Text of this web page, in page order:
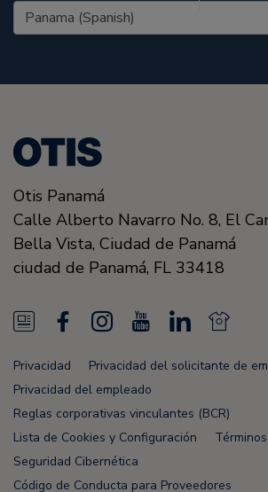
United States (EN)
Otis Panamá
Calle Alberto Navarro No. 8, El
Bella Vista, Ciudad de Panamá
ciudad de Panamá, FL 33418
N
e
w
s
F
e
c
e
b
o
I
n
s
t
a
g
o
T
u
b
L
k
e
d
N
e
F
e
Privacidad
Privacidad del solicitante de
Privacidad del empleado
Reglas corporativas vinculantes (BCR)
Lista de Cookies y Configuración
Seguridad Cibernética
Código de Conducta para Proveedores